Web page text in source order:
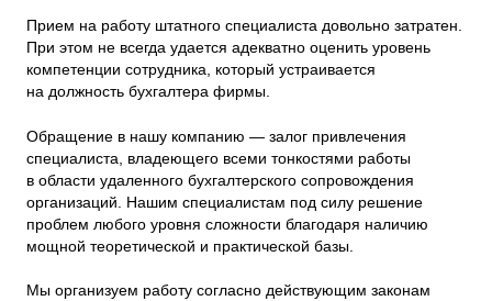
Прием на работу штатного специалиста довольно затратен.
При этом не всегда удается адекватно оценить уровень
компетенции сотрудника, который устраивается
на должность бухгалтера фирмы.
Обращение в нашу компанию — залог привлечения
специалиста, владеющего всеми тонкостями работы
в области удаленного бухгалтерского сопровождения
организаций. Нашим специалистам под силу решение
проблем любого уровня сложности благодаря наличию
мощной теоретической и практической базы.
Мы организуем работу согласно действующим законам